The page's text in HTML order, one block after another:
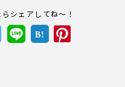
シェアしてね～！
B!